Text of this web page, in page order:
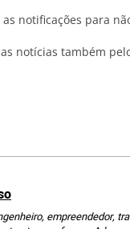
notificações para
notícias também
empreendedor,